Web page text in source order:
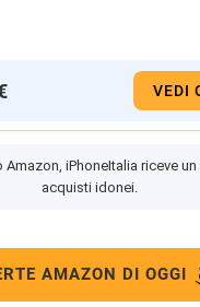
VEDI
Amazon, iPhoneItalia riceve
acquisti idonei.
AMAZON DI OGGI